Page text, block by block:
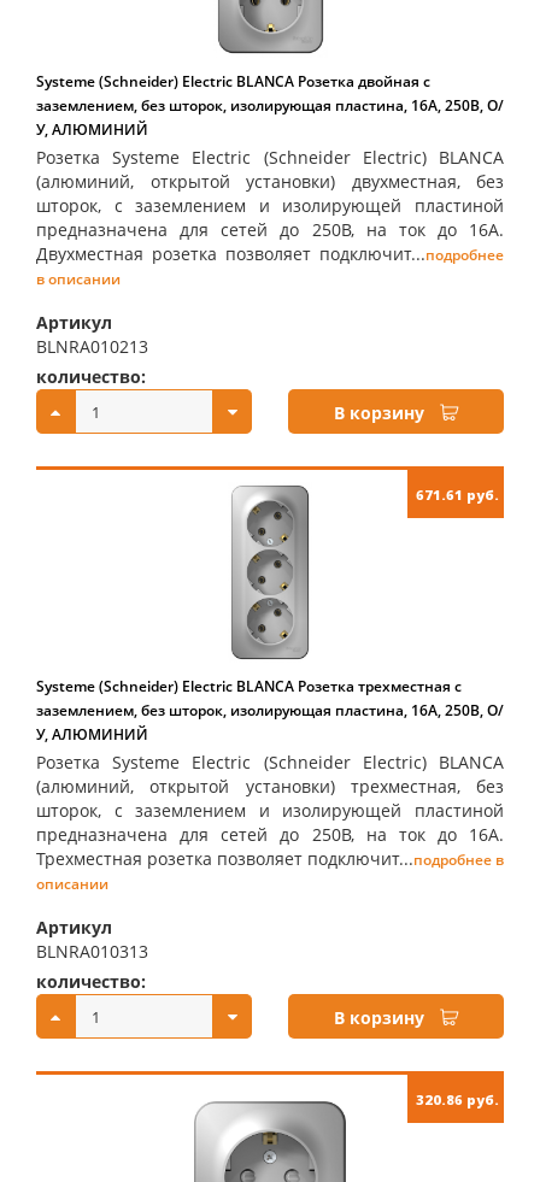
Systeme (Schneider) Electric BLANCA Розетка двойная с
заземлением, без шторок, изолирующая пластина, 16А, 250В, О/
У, АЛЮМИНИЙ
Розетка Systeme Electric (Schneider Electric) BLANCA
(алюминий, открытой установки) двухместная, без
шторок, с заземлением и изолирующей пластиной
предназначена для сетей до 250В, на ток до 16А.
Двухместная розетка позволяет подключит...подробнее
в описании
Артикул
BLNRA010213
количество:
В корзину
671.61 руб.
Systeme (Schneider) Electric BLANCA Розетка трехместная с
заземлением, без шторок, изолирующая пластина, 16А, 250В, О/
У, АЛЮМИНИЙ
Розетка Systeme Electric (Schneider Electric) BLANCA
(алюминий, открытой установки) трехместная, без
шторок, с заземлением и изолирующей пластиной
предназначена для сетей до 250В, на ток до 16А.
Трехместная розетка позволяет подключит...подробнее в
описании
Артикул
BLNRA010313
количество:
В корзину
320.86 руб.